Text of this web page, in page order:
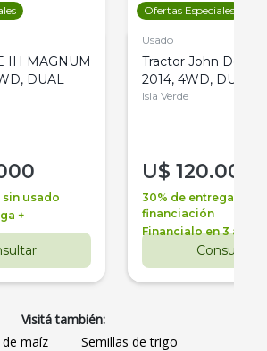
IH MAGNUM
DUAL
usado
+
Ofertas Especiales
Usado
Tractor John Deere
2014, 4WD, DUAL
Isla Verde
U$ 120.000
30% de entrega +
financiación
Financialo en 3 años
Consultar
Visitá también:
maíz
Semillas de trigo